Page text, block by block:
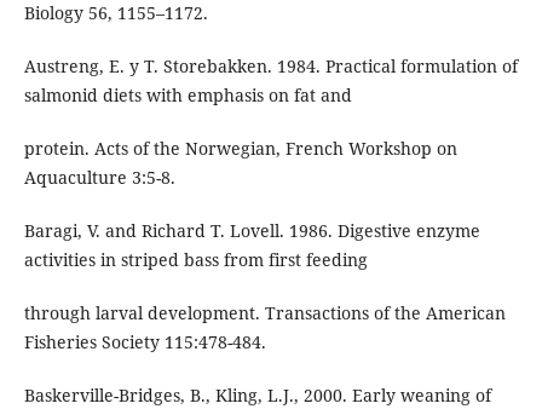
Biology 56, 1155–1172.
Austreng, E. y T. Storebakken. 1984. Practical formulation of
salmonid diets with emphasis on fat and
protein. Acts of the Norwegian, French Workshop on
Aquaculture 3:5-8.
Baragi, V. and Richard T. Lovell. 1986. Digestive enzyme
activities in striped bass from first feeding
through larval development. Transactions of the American
Fisheries Society 115:478-484.
Baskerville-Bridges, B., Kling, L.J., 2000. Early weaning of